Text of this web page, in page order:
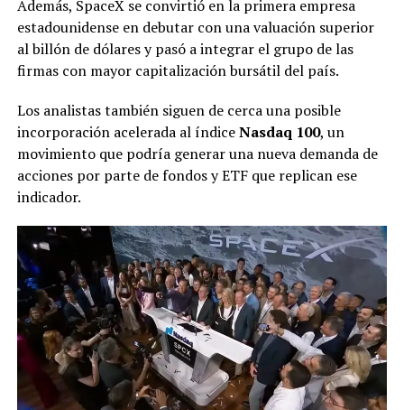
Además, SpaceX se convirtió en la primera empresa
estadounidense en debutar con una valuación superior
al billón de dólares y pasó a integrar el grupo de las
firmas con mayor capitalización bursátil del país.
Los analistas también siguen de cerca una posible
incorporación acelerada al índiceNasdaq 100, un
movimiento que podría generar una nueva demanda de
acciones por parte de fondos y ETF que replican ese
indicador.